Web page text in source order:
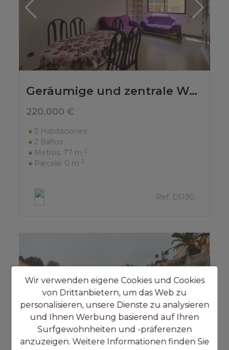
Geräumige und zentrale Wohnung in Denia
220.000 €
3 Habitaciones
2 Baños
Metros: 77 m 2
Parcela: 0 m 2
Ref. D5190
Wir verwenden eigene Cookies und Cookies
von Drittanbietern, um das Web zu
personalisieren, unsere Dienste zu analysieren
und Ihnen Werbung basierend auf Ihren
Surfgewohnheiten und -präferenzen
anzuzeigen. Weitere Informationen finden Sie